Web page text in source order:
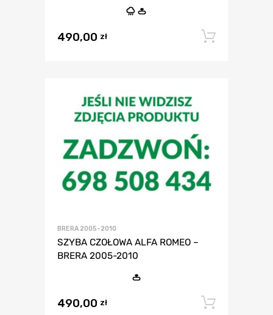
490,00 zł
BRERA 2005-2010
SZYBA CZOŁOWA ALFA ROMEO –
BRERA 2005-2010
490,00 zł